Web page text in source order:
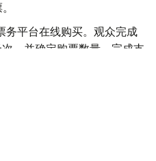
务平台在线购买。观众完成
，并确定购票数量、完成支